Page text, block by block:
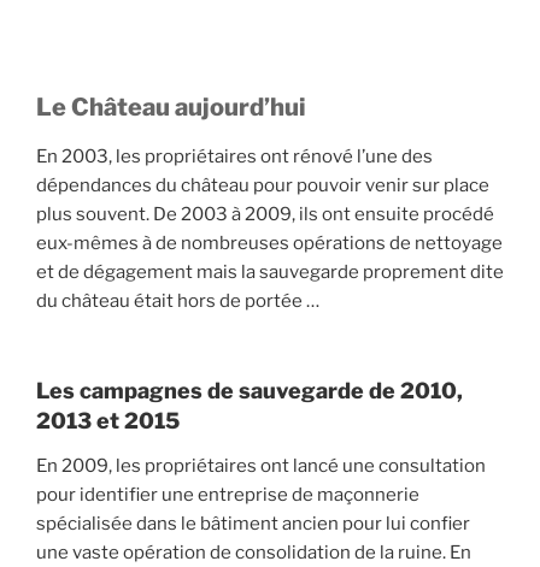
Le Château aujourd’hui
En 2003, les propriétaires ont rénové l’une des
dépendances du château pour pouvoir venir sur place
plus souvent. De 2003 à 2009, ils ont ensuite procédé
eux-mêmes à de nombreuses opérations de nettoyage
et de dégagement mais la sauvegarde proprement dite
du château était hors de portée …
Les campagnes de sauvegarde de 2010,
2013 et 2015
En 2009, les propriétaires ont lancé une consultation
pour identifier une entreprise de maçonnerie
spécialisée dans le bâtiment ancien pour lui confier
une vaste opération de consolidation de la ruine. En